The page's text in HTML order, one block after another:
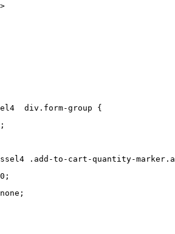
div.form-group {
.add-to-cart-quantity-